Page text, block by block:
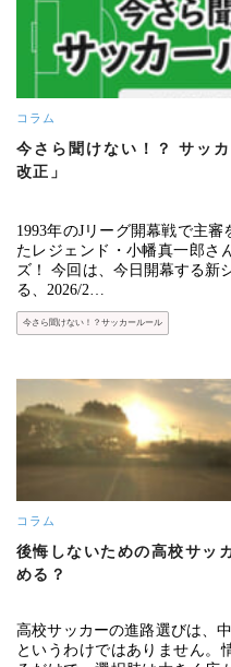
コラム
今さら聞けない！？ サッ
改正」
1993年のJリーグ開幕戦で主
たレジェンド・小幡真一郎さ
ズ！ 今回は、今日開幕する新
る、2026/2…
今さら聞けない！？サッカールール
コラム
後悔しないための高校サッ
める？
高校サッカーの進路選びは、
というわけではありません。